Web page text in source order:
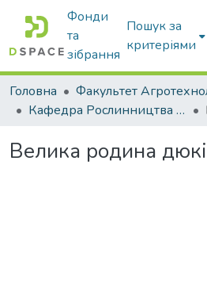
Фонди
та
зібрання
Пошук за
критеріями
Головна
Кафедра Рослинництва та садівництва ім. професора В.В. Калитки
Велика родина